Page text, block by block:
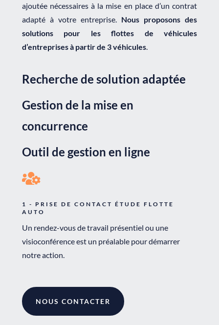
ajoutée nécessaires à la mise en place d’un contrat
adapté à votre entreprise. Nous proposons des
solutions pour les flottes de véhicules
d’entreprises à partir de 3 véhicules.
Recherche de solution adaptée
Gestion de la mise en
concurrence
Outil de gestion en ligne

1 - PRISE DE CONTACT ÉTUDE FLOTTE
AUTO
Un rendez-vous de travail présentiel ou une
visioconférence est un préalable pour démarrer
notre action.
NOUS CONTACTER